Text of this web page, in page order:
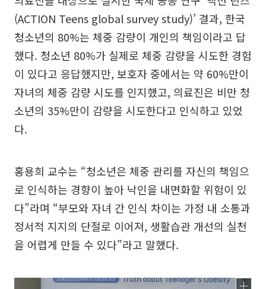
(ACTION Teens global survey study)’ 결과, 한국
청소년의 80%는 체중 감량이 개인의 책임이라고 답
했다. 청소년 80%가 실제로 체중 감량을 시도한 경험
이 있다고 응답했지만, 보호자 중에서는 약 60%만이
자녀의 체중 감량 시도를 인지했고, 의료진은 비만 청
소년의 35%만이 감량을 시도한다고 인식하고 있었
다.
홍용희 교수는 “청소년은 체중 관리를 자신의 책임으
로 인식하는 경향이 높아 낙인을 내면화할 위험이 있
다”라며 “부모와 자녀 간 인식 차이는 가정 내 소통과
정서적 지지의 단절로 이어져, 생활습관 개선의 실천
을 어렵게 만들 수 있다”라고 말했다.